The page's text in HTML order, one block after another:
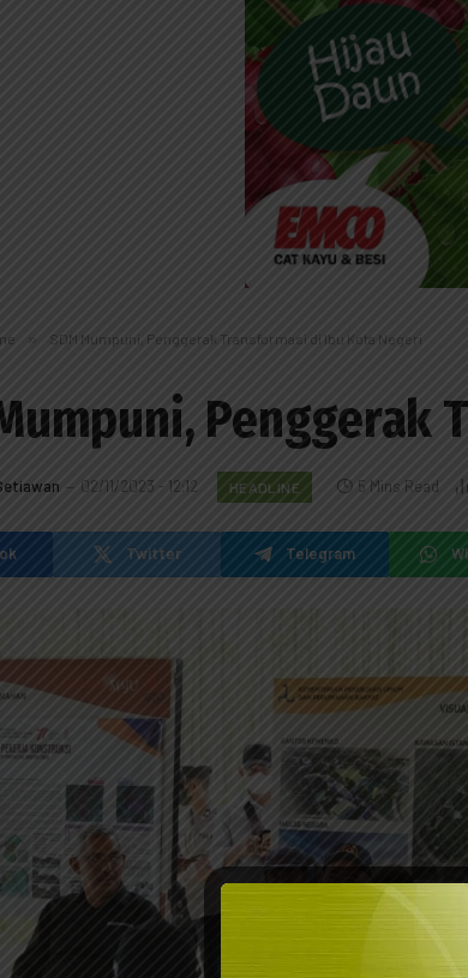
» SDM Mumpuni, Penggerak Transformasi di Ibu Kota Negeri
02/11/2023 - 12:12 HEADLINE 5 Mins Read
Twitter Telegram